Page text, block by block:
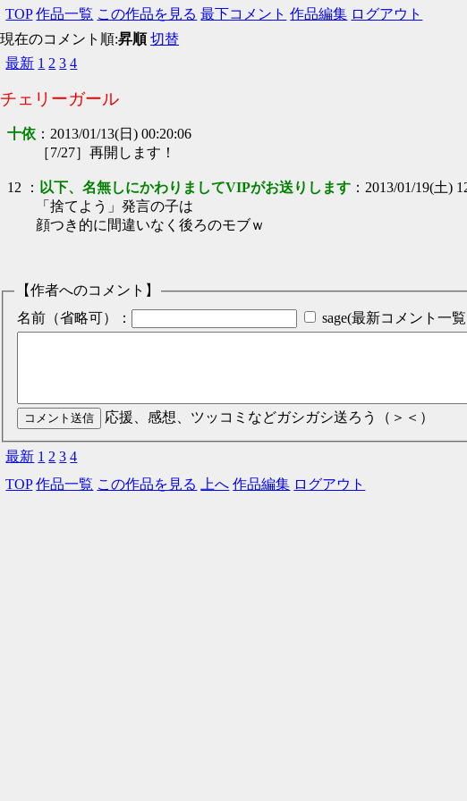
TOP 作品一覧 この作品を見る 最下コメント 作品編集 ログアウト
現在のコメント順:昇順 切替
最新 1 2 3 4
チェリーガール
十依 ： 2013/01/13(日) 00:20:06
［7/27］再開します！
12 ： 以下、名無しにかわりましてVIPがお送りします ： 2013/01/19(土)
「捨てよう」発言の子は
顔つき的に間違いなく後ろのモブｗ
【作者へのコメント】
名前（省略可）：
sage(最新コメント一
応援、感想、ツッコミなどガシガシ送ろう（＞＜）
最新 1 2 3 4
TOP 作品一覧 この作品を見る 上へ 作品編集 ログアウト